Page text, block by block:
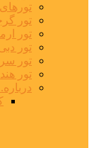
تور
تور
تور
تور
تور